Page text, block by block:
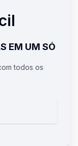
EM UM SÓ
todos os